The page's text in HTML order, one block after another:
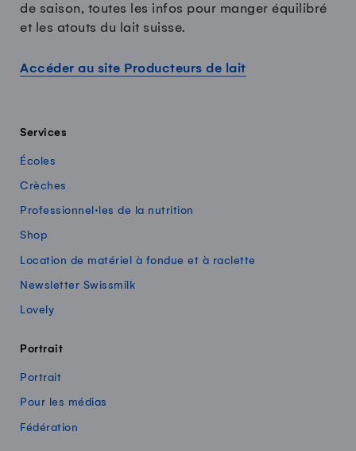
de saison, toutes les infos pour manger équilibré
et les atouts du lait suisse.
Accéder au site Producteurs de lait
Services
Écoles
Crèches
Professionnel·les de la nutrition
Shop
Location de matériel à fondue et à raclette
Newsletter Swissmilk
Lovely
Portrait
Portrait
Pour les médias
Fédération